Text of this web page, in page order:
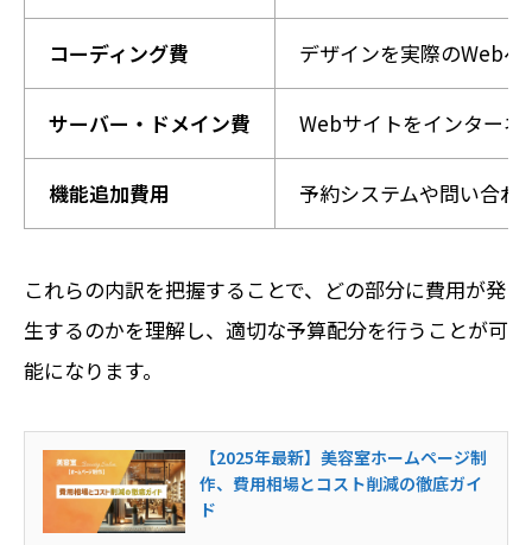
コーディング費 デザインを実際のWeb
サーバー・ドメイン費 Webサイトをインター
機能追加費用 予約システムや問い合わ
これらの内訳を把握することで、どの部分に費用が発
生するのかを理解し、適切な予算配分を行うことが可
能になります。
【2025年最新】美容室ホームページ制
作、費用相場とコスト削減の徹底ガイ
ド